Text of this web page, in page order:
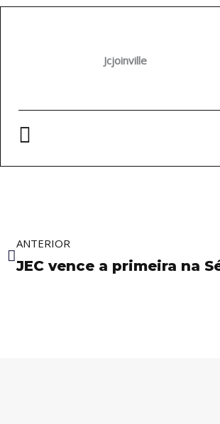
Jcjoinville
ANTERIOR
JEC vence a primeira na